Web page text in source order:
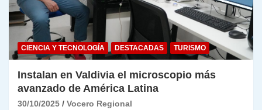
CIENCIA Y TECNOLOGÍA DESTACADAS TURISMO
Instalan en Valdivia el microscopio más
avanzado de América Latina
30/10/2025 Vocero Regional